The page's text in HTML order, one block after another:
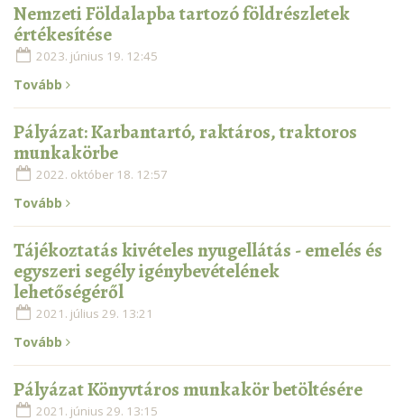
Nemzeti Földalapba tartozó földrészletek
értékesítése
2023. június 19. 12:45
Tovább
Pályázat: Karbantartó, raktáros, traktoros
munkakörbe
2022. október 18. 12:57
Tovább
Tájékoztatás kivételes nyugellátás - emelés és
egyszeri segély igénybevételének
lehetőségéről
2021. július 29. 13:21
Tovább
Pályázat Könyvtáros munkakör betöltésére
2021. június 29. 13:15